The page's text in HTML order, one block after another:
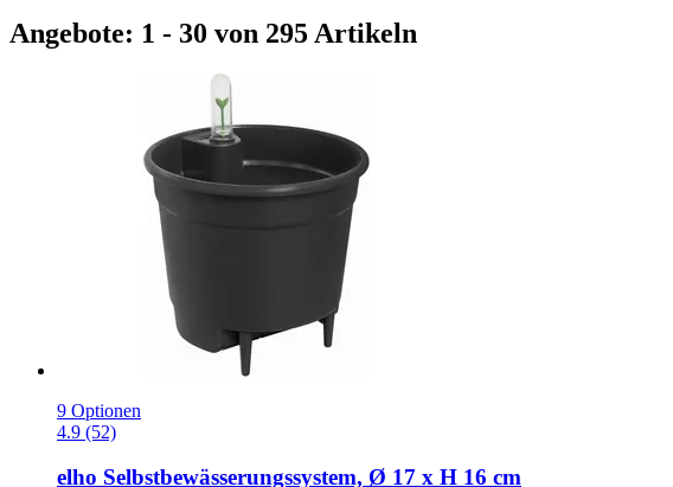
Angebote: 1 - 30 von 295 Artikeln
9 Optionen
4.9 (52)
elho Selbstbewässerungssystem, Ø 17 x H 16 cm